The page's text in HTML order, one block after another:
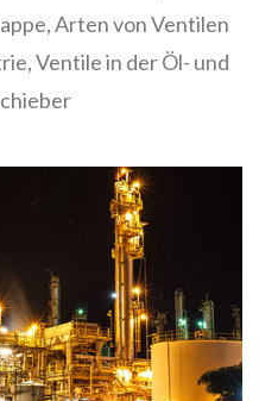
,Arten von Ventilen
,Ventile in der Öl- und